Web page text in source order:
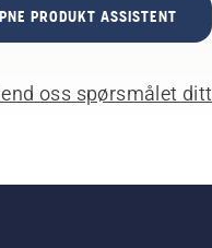
PRODUKT ASSISTENT
oss spørsmålet ditt